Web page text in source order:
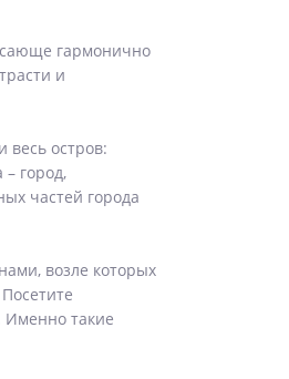
гармонично
и
весь остров:
город,
частей города
возле которых
Именно такие